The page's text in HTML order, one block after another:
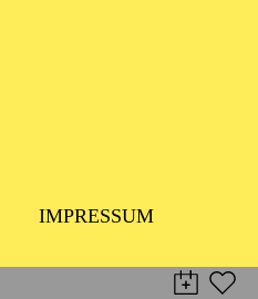
IMPRESSUM
IRAN –
AKTUELLEN